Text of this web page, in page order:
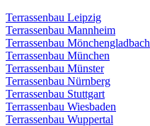
Terrassenbau Leipzig
Terrassenbau Mannheim
Terrassenbau Mönchengladbach
Terrassenbau München
Terrassenbau Münster
Terrassenbau Nürnberg
Terrassenbau Stuttgart
Terrassenbau Wiesbaden
Terrassenbau Wuppertal